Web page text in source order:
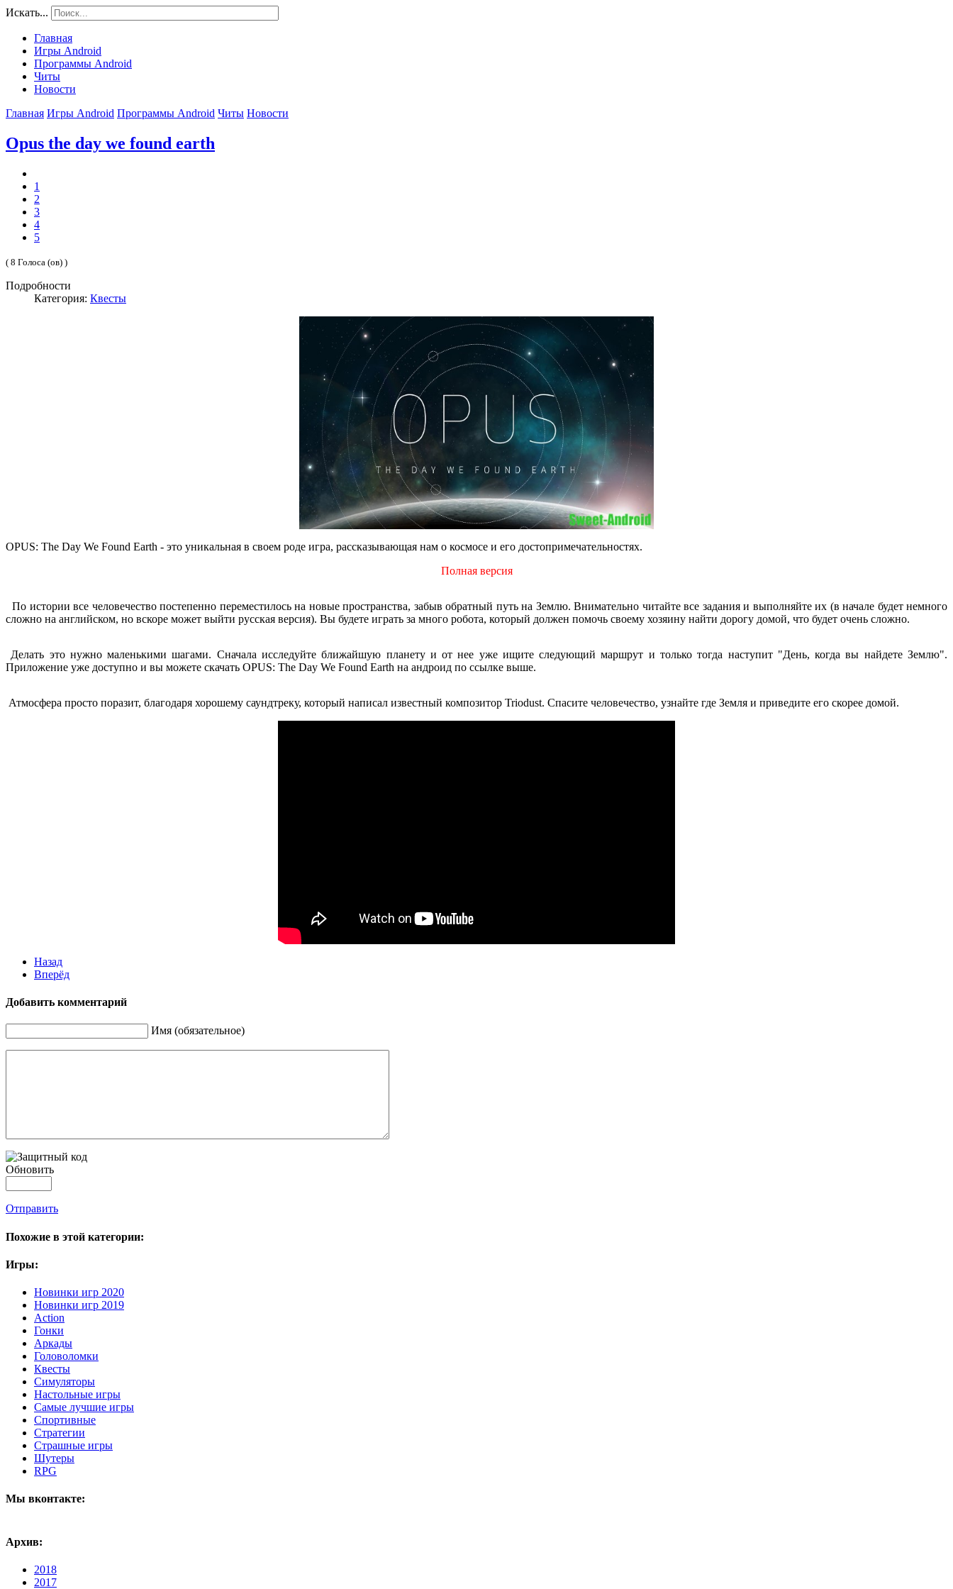
Искать...
Главная
Игры Android
Программы Android
Читы
Новости
Главная Игры Android Программы Android Читы Новости
Opus the day we found earth
1
2
3
4
5
( 8 Голоса (ов) )
Подробности
Категория: Квесты
OPUS: The Day We Found Earth - это уникальная в своем роде игра, рассказывающая нам о космосе и его достопримечательностях.
Полная версия
По истории все человечество постепенно переместилось на новые пространства, забыв обратный путь на Землю. Внимательно читайте все задания и выполняйте их (в начале будет немного
сложно на английском, но вскоре может выйти русская версия). Вы будете играть за много робота, который должен помочь своему хозяину найти дорогу домой, что будет очень сложно.
Делать это нужно маленькими шагами. Сначала исследуйте ближайшую планету и от нее уже ищите следующий маршрут и только тогда наступит "День, когда вы найдете Землю".
Приложение уже доступно и вы можете скачать OPUS: The Day We Found Earth на андроид по ссылке выше.
Атмосфера просто поразит, благодаря хорошему саундтреку, который написал известный композитор Triodust. Спасите человечество, узнайте где Земля и приведите его скорее домой.
Назад
Вперёд
Добавить комментарий
Имя (обязательное)
Обновить
Отправить
Похожие в этой категории:
Игры:
Новинки игр 2020
Новинки игр 2019
Action
Гонки
Аркады
Головоломки
Квесты
Симуляторы
Настольные игры
Самые лучшие игры
Спортивные
Стратегии
Страшные игры
Шутеры
RPG
Мы вконтакте:
Архив:
2018
2017